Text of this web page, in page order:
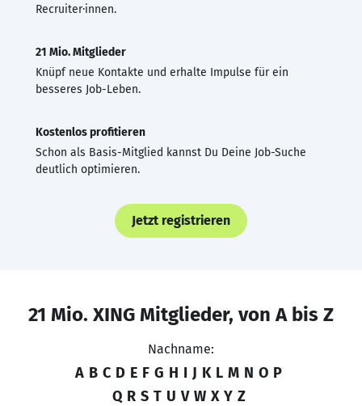
Recruiter·innen.
21 Mio. Mitglieder
Knüpf neue Kontakte und erhalte Impulse für ein
besseres Job-Leben.
Kostenlos profitieren
Schon als Basis-Mitglied kannst Du Deine Job-Suche
deutlich optimieren.
Jetzt registrieren
21 Mio. XING Mitglieder, von A bis Z
Nachname:
A B C D E F G H I J K L M N O P
Q R S T U V W X Y Z